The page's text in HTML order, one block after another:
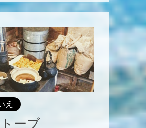
え
ーブ